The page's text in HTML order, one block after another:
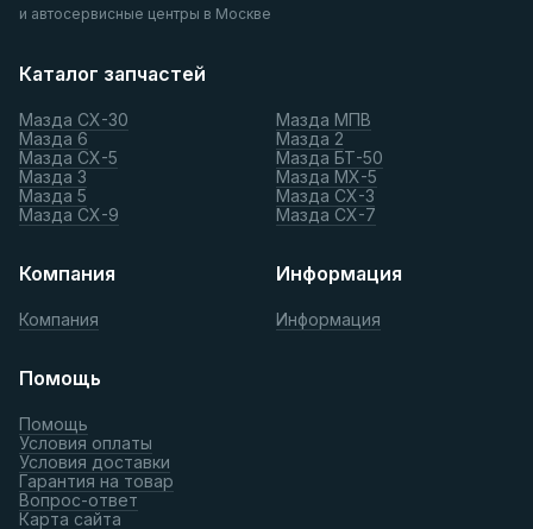
и автосервисные центры в Москве
Каталог запчастей
Мазда СХ-30
Мазда 6
Мазда СХ-5
Мазда 3
Мазда 5
Мазда СХ-9
Мазда МПВ
Мазда 2
Мазда БТ-50
Мазда МХ-5
Мазда СХ-3
Мазда СХ-7
Компания
Компания
Информация
Информация
Помощь
Помощь
Условия оплаты
Условия доставки
Гарантия на товар
Вопрос-ответ
Карта сайта